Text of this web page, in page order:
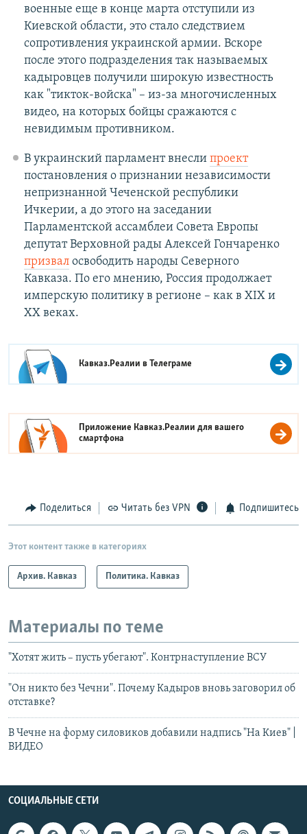
военные еще в конце марта отступили из
Киевской области, это стало следствием
сопротивления украинской армии. Вскоре
после этого подразделения так называемых
кадыровцев получили широкую известность
как "тикток-войска" – из-за многочисленных
видео, на которых бойцы сражаются с
невидимым противником.
В украинский парламент внесли проект
постановления о признании независимости
непризнанной Чеченской республики
Ичкерии, а до этого на заседании
Парламентской ассамблеи Совета Европы
депутат Верховной рады Алексей Гончаренко
призвалосвободить народы Северного
Кавказа. По его мнению, Россия продолжает
имперскую политику в регионе – как в XIX и
XX веках.
Кавказ.Реалии вТелеграме
Приложение Кавказ.Реалии для вашего
смартфона
Поделиться Читать без VPN Подпишитесь
Этот контент также в категориях
Архив. Кавказ Политика. Кавказ
Материалы по теме
"Хотят жить – пусть убегают". Контрнаступление ВСУ
"Он никто без Чечни". Почему Кадыров вновь заговорил об
отставке?
В Чечне на форму силовиков добавили надпись "На Киев" |
ВИДЕО
СОЦИАЛЬНЫЕ СЕТИ